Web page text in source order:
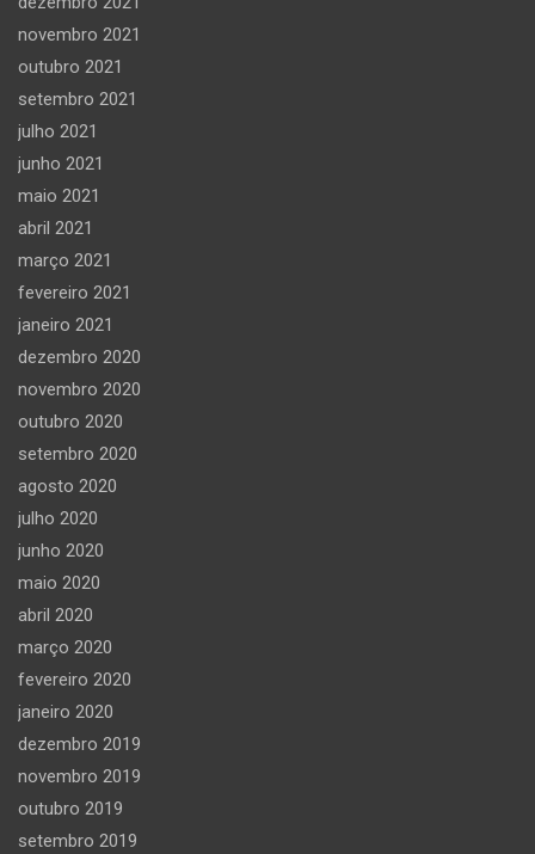
novembro 2021
outubro 2021
setembro 2021
julho 2021
junho 2021
maio 2021
abril 2021
março 2021
fevereiro 2021
janeiro 2021
dezembro 2020
novembro 2020
outubro 2020
setembro 2020
agosto 2020
julho 2020
junho 2020
maio 2020
abril 2020
março 2020
fevereiro 2020
janeiro 2020
dezembro 2019
novembro 2019
outubro 2019
setembro 2019